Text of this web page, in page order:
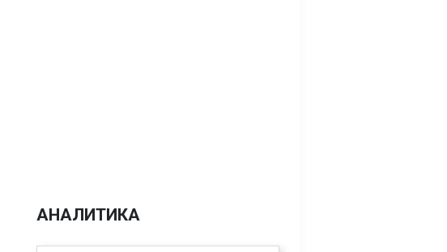
АНАЛИТИКА